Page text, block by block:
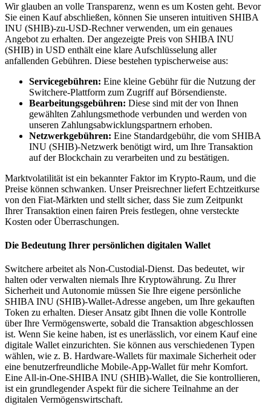
Wir glauben an volle Transparenz, wenn es um Kosten geht. Bevor
Sie einen Kauf abschließen, können Sie unseren intuitiven SHIBA
INU (SHIB)-zu-USD-Rechner verwenden, um ein genaues
Angebot zu erhalten. Der angezeigte Preis von SHIBA INU
(SHIB) in USD enthält eine klare Aufschlüsselung aller
anfallenden Gebühren. Diese bestehen typischerweise aus:
Servicegebühren: Eine kleine Gebühr für die Nutzung der
Switchere-Plattform zum Zugriff auf Börsendienste.
Bearbeitungsgebühren: Diese sind mit der von Ihnen
gewählten Zahlungsmethode verbunden und werden von
unseren Zahlungsabwicklungspartnern erhoben.
Netzwerkgebühren: Eine Standardgebühr, die vom SHIBA
INU (SHIB)-Netzwerk benötigt wird, um Ihre Transaktion
auf der Blockchain zu verarbeiten und zu bestätigen.
Marktvolatilität ist ein bekannter Faktor im Krypto-Raum, und die
Preise können schwanken. Unser Preisrechner liefert Echtzeitkurse
von den Fiat-Märkten und stellt sicher, dass Sie zum Zeitpunkt
Ihrer Transaktion einen fairen Preis festlegen, ohne versteckte
Kosten oder Überraschungen.
Die Bedeutung Ihrer persönlichen digitalen Wallet
Switchere arbeitet als Non-Custodial-Dienst. Das bedeutet, wir
halten oder verwalten niemals Ihre Kryptowährung. Zu Ihrer
Sicherheit und Autonomie müssen Sie Ihre eigene persönliche
SHIBA INU (SHIB)-Wallet-Adresse angeben, um Ihre gekauften
Token zu erhalten. Dieser Ansatz gibt Ihnen die volle Kontrolle
über Ihre Vermögenswerte, sobald die Transaktion abgeschlossen
ist. Wenn Sie keine haben, ist es unerlässlich, vor einem Kauf eine
digitale Wallet einzurichten. Sie können aus verschiedenen Typen
wählen, wie z. B. Hardware-Wallets für maximale Sicherheit oder
eine benutzerfreundliche Mobile-App-Wallet für mehr Komfort.
Eine All-in-One-SHIBA INU (SHIB)-Wallet, die Sie kontrollieren,
ist ein grundlegender Aspekt für die sichere Teilnahme an der
digitalen Vermögenswirtschaft.